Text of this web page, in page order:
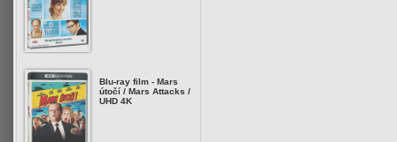
Blu-ray film - Mars
útočí / Mars Attacks /
UHD 4K